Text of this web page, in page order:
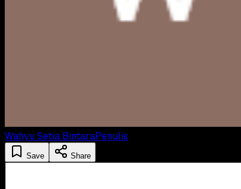
Wahyu Setia BintaraPenulis
Save Share